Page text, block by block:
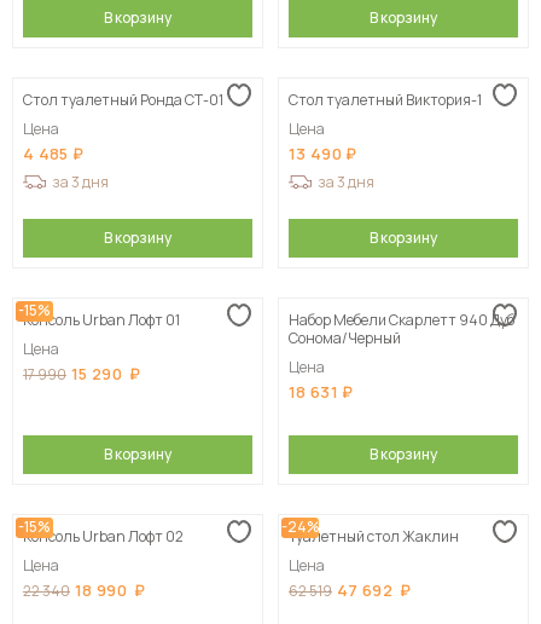
В корзину В корзину
Стол туалетный Ронда СТ-01
Цена
4 485
за 3 дня
В корзину
Стол туалетный Виктория-1
Цена
13 490
за 3 дня
В корзину
-15%
Консоль Urban Лофт 01
Цена
17 990 15 290
В корзину
Набор Мебели Скарлетт 940 Дуб
Сонома/Черный
Цена
18 631
В корзину
-15%
Консоль Urban Лофт 02
Цена
22 340 18 990
-24%
Туалетный стол Жаклин
Цена
62 519 47 692